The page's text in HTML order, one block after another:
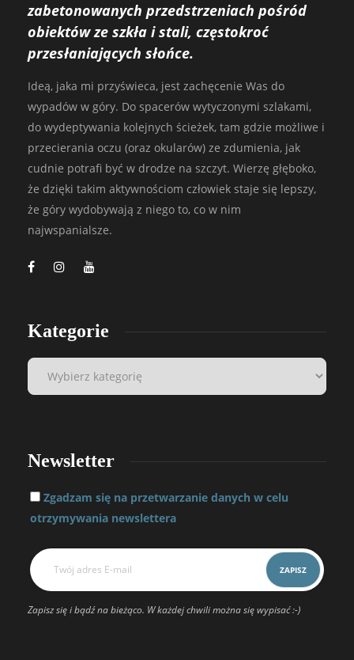
zabetonowanych przedstrzeniach pośród
obiektów ze szkła i stali, częstokroć
przesłaniających słońce.
Ideą, jaka mi przyświeca, jest zachęcenie Was do
wypadów w góry. Do spacerów wytyczonymi szlakami,
do wydeptywania kolejnych ścieżek, tam gdzie możliwe i
przecierania oczu (oraz okularów) ze zdumienia, jak
cudnie potrafi być w drodze na szczyt. Wierzę głęboko,
że dzięki takim aktywnościom człowiek staje się lepszy,
że góry wydobywają z niego to, co w nim
najwspanialsze.
Kategorie
Newsletter
Zgadzam się na przetwarzanie danych w celu
otrzymywania newslettera
Zapisz się i bądź na bieżąco. W każdej chwili można się wypisać :-)